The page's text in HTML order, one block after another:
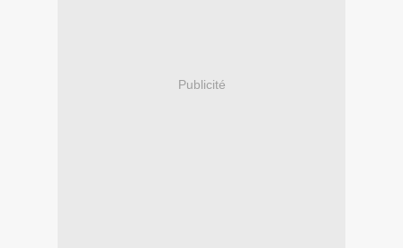
Publicité